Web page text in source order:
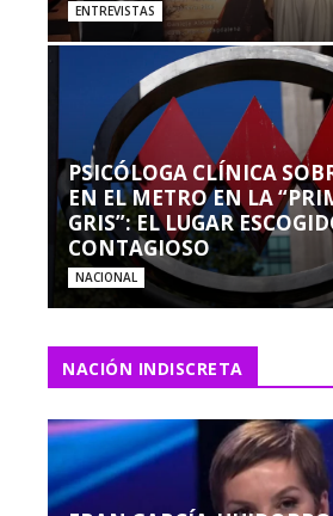
ENTREVISTAS
PSICÓLOGA CLÍNICA
EN EL METRO EN LA
GRIS”: EL LUGAR
CONTAGIOSO
NACIONAL
NACIÓN INDISCRETA